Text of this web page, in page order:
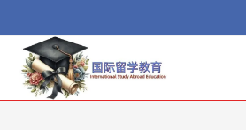
to
content